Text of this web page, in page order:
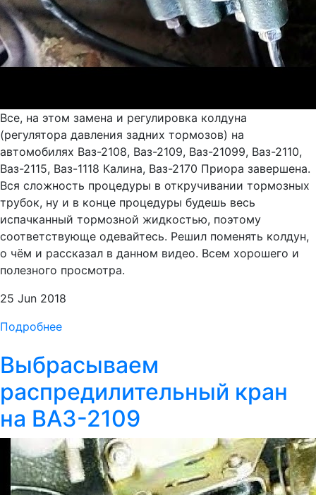
Все, на этом замена и регулировка колдуна
(регулятора давления задних тормозов) на
автомобилях Ваз-2108, Ваз-2109, Ваз-21099, Ваз-2110,
Ваз-2115, Ваз-1118 Калина, Ваз-2170 Приора завершена.
Вся сложность процедуры в откручивании тормозных
трубок, ну и в конце процедуры будешь весь
испачканный тормозной жидкостью, поэтому
соответствующе одевайтесь. Решил поменять колдун,
о чём и рассказал в данном видео. Всем хорошего и
полезного просмотра.
25 Jun 2018
Подробнее
Выбрасываем
распредилительный кран
на ВАЗ-2109